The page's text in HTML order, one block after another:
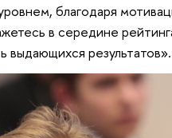
благодаря
в середине
выдающихся результатов».